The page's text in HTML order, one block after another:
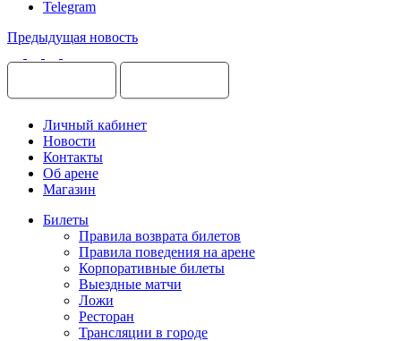
Telegram
Предыдущая новость
Личный кабинет
Новости
Контакты
Об арене
Магазин
Билеты
Правила возврата билетов
Правила поведения на арене
Корпоративные билеты
Выездные матчи
Ложи
Ресторан
Трансляции в городе